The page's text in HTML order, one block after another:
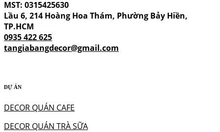
MST: 0315425630
Lầu 6, 214 Hoàng Hoa Thám, Phường Bảy Hiền,
TP.HCM
0935 422 625
tangiabangdecor@gmail.com
DỰ ÁN
DECOR QUÁN CAFE
DECOR QUÁN TRÀ SỮA